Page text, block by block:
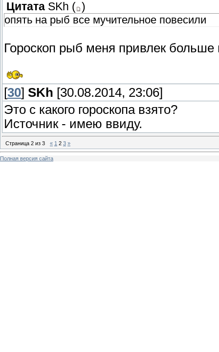
Цитата SKh ( )
опять на рыб все мучительное повесили
Гороскоп рыб меня привлек
[30] SKh [30.08.2014, 23:06]
Это с какого гороскопа взято?
Источник - имею ввиду.
Страница 2 из 3 « 1 2 3 »
Полная версия сайта